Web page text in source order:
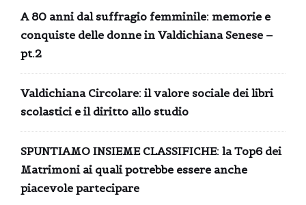
A 80 anni dal suffragio femminile: memorie e
conquiste delle donne in Valdichiana Senese –
pt.2
Valdichiana Circolare: il valore sociale dei libri
scolastici e il diritto allo studio
SPUNTIAMO INSIEME CLASSIFICHE: la Top6 dei
Matrimoni ai quali potrebbe essere anche
piacevole partecipare